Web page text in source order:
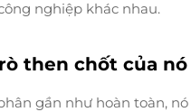
nghiệp khác nhau.
then chốt của
gần như hoàn toàn,